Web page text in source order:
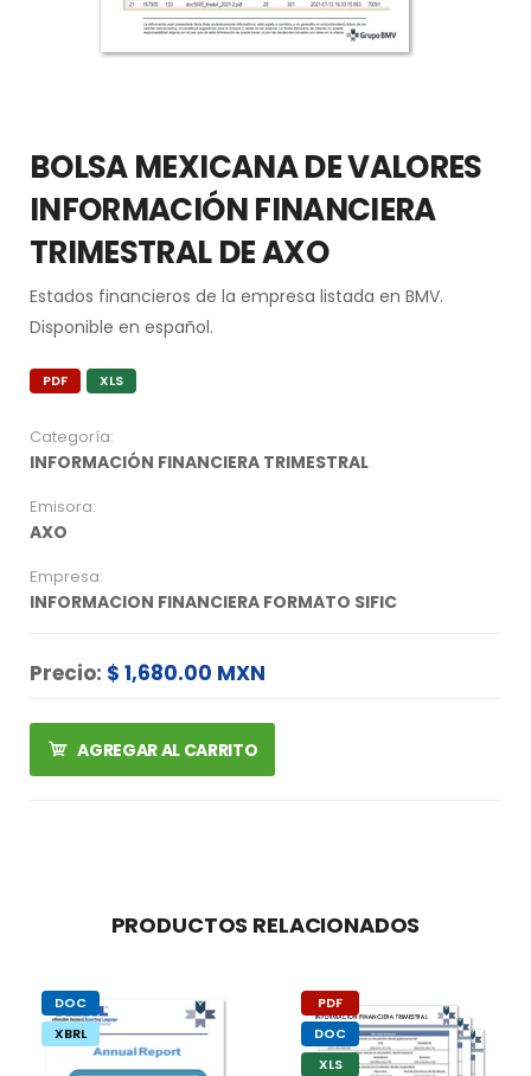
BOLSA MEXICANA DE VALORES
INFORMACIÓN FINANCIERA
TRIMESTRAL DE AXO
Estados financieros de la empresa listada en BMV.
Disponible en español.
PDF XLS
Categoría:
INFORMACIÓN FINANCIERA TRIMESTRAL
Emisora:
AXO
Empresa:
INFORMACION FINANCIERA FORMATO SIFIC
Precio: $ 1,680.00 MXN
AGREGAR AL CARRITO
PRODUCTOS RELACIONADOS
DOC
XBRL
PDF
DOC
XLS